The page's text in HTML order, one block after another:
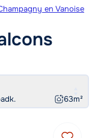
en Vanoise
63m²